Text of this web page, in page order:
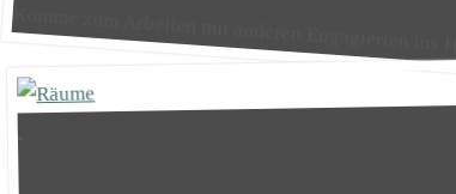
Komme zum Arbeiten mit anderen Engagierten ins HdE